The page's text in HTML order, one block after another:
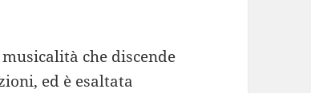
che discende
ed è esaltata